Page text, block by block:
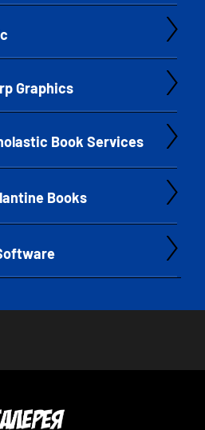
Graphics
Book Services
Books